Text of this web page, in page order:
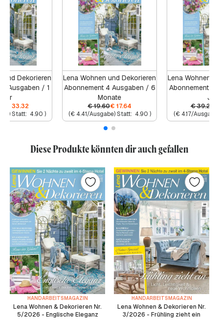
und Dekorieren
Ausgaben / 1
33.32
Statt: 4.90 )
Lena Wohnen und Dekorieren
Abonnement 4 Ausgaben / 6
Monate
€19.60€ 17.64
(€4.41/Ausgabe) Statt: 4.90 )
Lena Wohnen
Abonnement 8
€39.20
(€4.17/
Diese Produkte könnten dir auch gefallen
HANDARBEITSMAGAZIN
Lena Wohnen & Dekorieren Nr.
5/2026 - Englische Eleganz
HANDARBEITSMAGAZIN
Lena Wohnen & Dekorieren Nr.
3/2026 - Frühling zieht ein